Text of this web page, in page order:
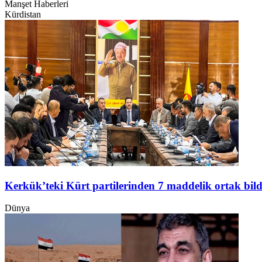
Manşet Haberleri
Kürdistan
Kerkük’teki Kürt partilerinden 7 maddelik ortak
Dünya